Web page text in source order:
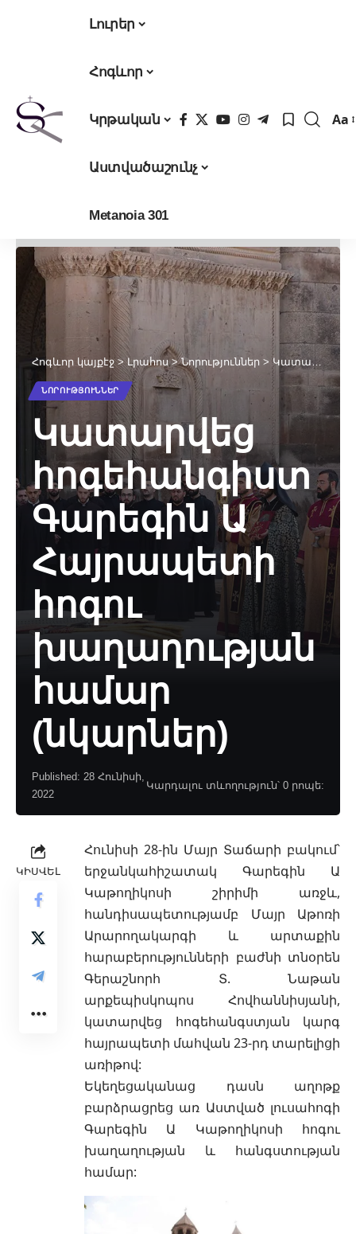
Լուրեր
Հոգևոր
Կրթական
Աստվածաշունչ
Metanoia 301
Aa
Հոգևոր կայքէջ>Լրահոս>Նորություններ >Կատարվեց հոգեհանգիստ Գարեգին Ա Հայրապետի հոգու խաղաղության համար (նկարներ)
ՆՈՐՈՒԹՅՈՒՆՆԵՐ
Կատարվեց
հոգեհանգիստ
Գարեգին Ա
Հայրապետի
հոգու
խաղաղության
համար
(նկարներ)
Published: 28 Հունիսի,
2022
Կարդալու տևողություն՝ 0 րոպե:
ԿԻՍՎԵԼ
Հունիսի 28-ին Մայր Տաճարի բակում՝
երջանկահիշատակ Գարեգին Ա
Կաթողիկոսի շիրիմի առջև,
հանդիսապետությամբ Մայր Աթոռի
Արարողակարգի և արտաքին
հարաբերությունների բաժնի տնօրեն
Գերաշնորհ Տ. Նաթան
արքեպիսկոպոս Հովհաննիսյանի,
կատարվեց հոգեհանգստյան կարգ
հայրապետի մահվան 23-րդ տարելիցի
առիթով:
Եկեղեցականաց դասն աղոթք
բարձրացրեց առ Աստված լուսահոգի
Գարեգին Ա Կաթողիկոսի հոգու
խաղաղության և հանգստության
համար: